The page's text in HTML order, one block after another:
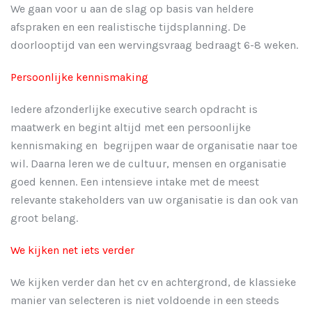
We gaan voor u aan de slag op basis van heldere
afspraken en een realistische tijdsplanning. De
doorlooptijd van een wervingsvraag bedraagt 6-8 weken.
Persoonlijke kennismaking
Iedere afzonderlijke executive search opdracht is
maatwerk en begint altijd met een persoonlijke
kennismaking en begrijpen waar de organisatie naar toe
wil. Daarna leren we de cultuur, mensen en organisatie
goed kennen. Een intensieve intake met de meest
relevante stakeholders van uw organisatie is dan ook van
groot belang.
We kijken net iets verder
We kijken verder dan het cv en achtergrond, de klassieke
manier van selecteren is niet voldoende in een steeds